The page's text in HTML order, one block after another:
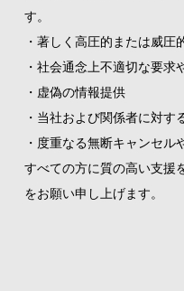
す。
・著しく高圧的または威圧
・社会通念上不適切な要求
・虚偽の情報提供
・当社および関係者に対す
・度重なる無断キャンセル
すべての方に質の高い支援
をお願い申し上げます。